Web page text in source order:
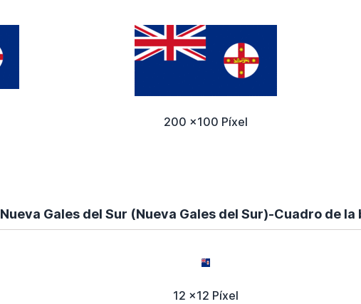
200 x100 Píxel
Nueva Gales del Sur (Nueva Gales del Sur)-Cuadro de la
12 x12 Píxel